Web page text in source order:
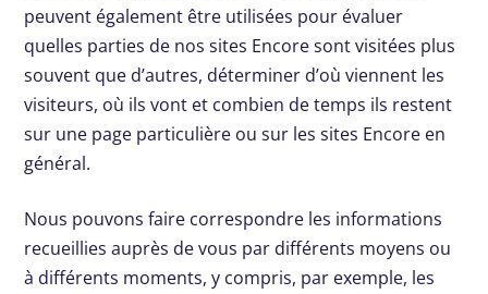
peuvent également être utilisées pour évaluer
quelles parties de nos sites Encore sont visitées plus
souvent que d’autres, déterminer d’où viennent les
visiteurs, où ils vont et combien de temps ils restent
sur une page particulière ou sur les sites Encore en
général.
Nous pouvons faire correspondre les informations
recueillies auprès de vous par différents moyens ou
à différents moments, y compris, par exemple, les